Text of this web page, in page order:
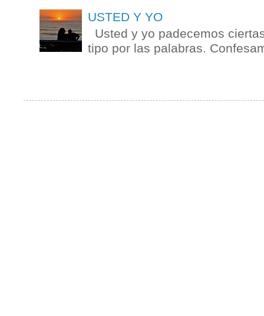
USTED Y YO
Usted y yo padecemos
tipo por las palabras.